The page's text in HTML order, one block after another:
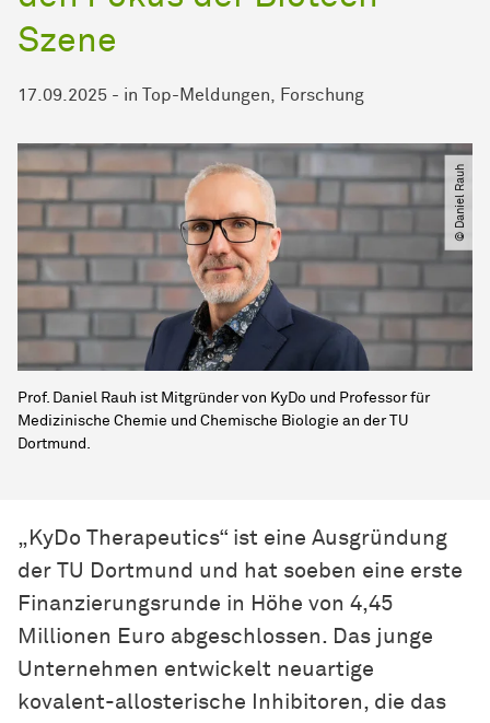
Szene
17.09.2025 - in Top-Meldungen Forschung
© Daniel Rauh
Prof. Daniel Rauh ist Mitgründer von KyDo und Professor für
Medizinische Chemie und Chemische Biologie an der TU
Dortmund.
„KyDo Therapeutics“ ist eine Ausgründung
der TU Dortmund und hat soeben eine erste
Finanzierungsrunde in Höhe von 4,45
Millionen Euro abgeschlossen. Das junge
Unternehmen entwickelt neuartige
kovalent-allosterische Inhibitoren, die das